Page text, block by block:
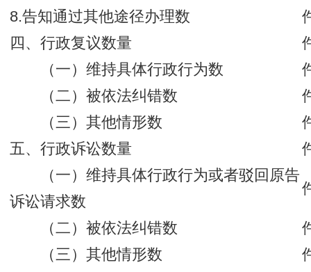
8.告知通过其他途径办理数
四、行政复议数量
（一）维持具体行政行为数
（二）被依法纠错数
（三）其他情形数
五、行政诉讼数量
（一）维持具体行政行为或者驳回原告
诉讼请求数
（二）被依法纠错数
（三）其他情形数